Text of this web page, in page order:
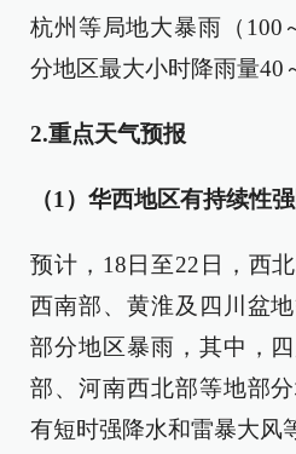
杭州等局地大暴雨（100
分地区最大小时降雨量40
2.重点天气预报
（1）华西地区有持续性
预计，18日至22日，西
西南部、黄淮及四川盆
部分地区暴雨，其中，
部、河南西北部等地部
有短时强降水和雷暴大风